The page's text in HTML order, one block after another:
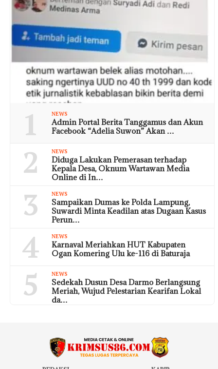
1 NEWS
Admin Portal Berita Tanggamus dan Akun
Facebook “Adelia Suwon” Akan …
2 NEWS
Diduga Lakukan Pemerasan terhadap
Kepala Desa, Oknum Wartawan Media
Online di In…
3 NEWS
Sampaikan Dumas ke Polda Lampung,
Suwardi Minta Keadilan atas Dugaan Kasus
Perun…
4 NEWS
Karnaval Meriahkan HUT Kabupaten
Ogan Komering Ulu ke-116 di Baturaja
5 NEWS
Sedekah Dusun Desa Darmo Berlangsung
Meriah, Wujud Pelestarian Kearifan Lokal
da…